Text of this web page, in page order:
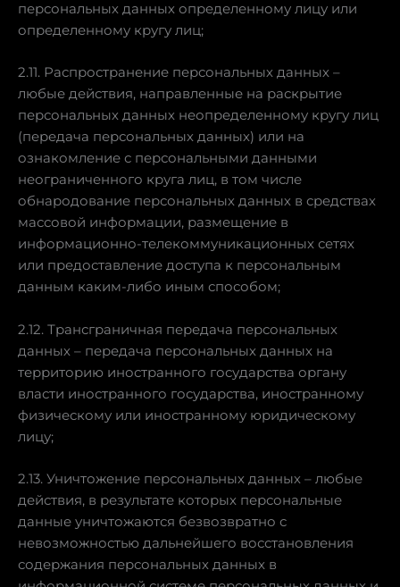
персональных данных определенному лицу или
определенному кругу лиц;
2.11. Распространение персональных данных –
любые действия, направленные на раскрытие
персональных данных неопределенному кругу лиц
(передача персональных данных) или на
ознакомление с персональными данными
неограниченного круга лиц, в том числе
обнародование персональных данных в средствах
массовой информации, размещение в
информационно-телекоммуникационных сетях
или предоставление доступа к персональным
данным каким-либо иным способом;
2.12. Трансграничная передача персональных
данных – передача персональных данных на
территорию иностранного государства органу
власти иностранного государства, иностранному
физическому или иностранному юридическому
лицу;
2.13. Уничтожение персональных данных – любые
действия, в результате которых персональные
данные уничтожаются безвозвратно с
невозможностью дальнейшего восстановления
содержания персональных данных в